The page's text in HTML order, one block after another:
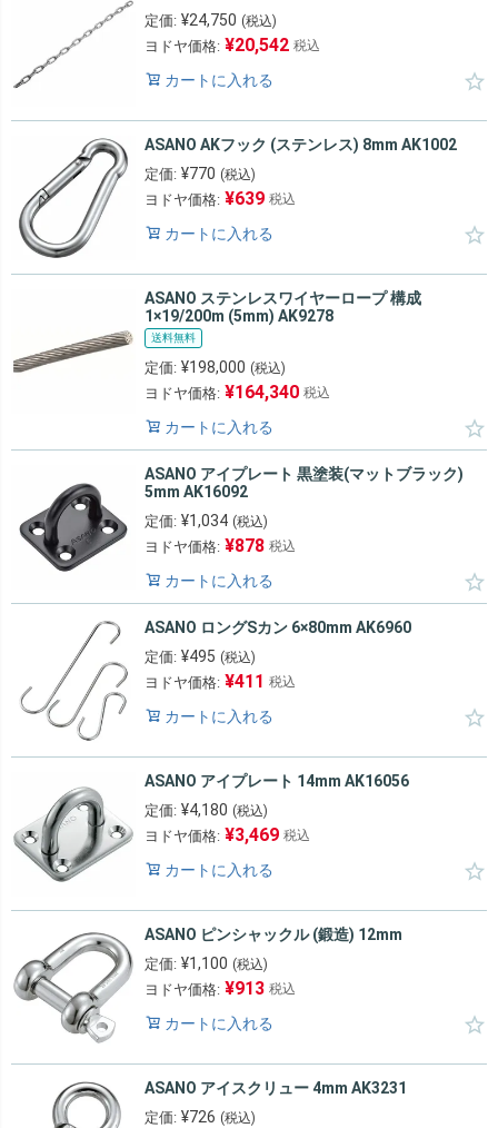
定価: ¥24,750 (税込)
ヨドヤ価格: ¥20,542 税込
カートに入れる
ASANO AKフック (ステンレス) 8mm AK1002
定価: ¥770 (税込)
ヨドヤ価格: ¥639 税込
カートに入れる
ASANO ステンレスワイヤーロープ 構成
1×19/200m (5mm) AK9278
送料無料
定価: ¥198,000 (税込)
ヨドヤ価格: ¥164,340 税込
カートに入れる
ASANO アイプレート 黒塗装(マットブラック)
5mm AK16092
定価: ¥1,034 (税込)
ヨドヤ価格: ¥878 税込
カートに入れる
ASANO ロングSカン 6×80mm AK6960
定価: ¥495 (税込)
ヨドヤ価格: ¥411 税込
カートに入れる
ASANO アイプレート 14mm AK16056
定価: ¥4,180 (税込)
ヨドヤ価格: ¥3,469 税込
カートに入れる
ASANO ピンシャックル (鍛造) 12mm
定価: ¥1,100 (税込)
ヨドヤ価格: ¥913 税込
カートに入れる
ASANO アイスクリュー 4mm AK3231
定価: ¥726 (税込)